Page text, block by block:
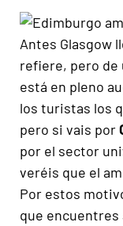
Antes Glasgow
refiere, pero de
está en pleno
los turistas los
pero si vais por
por el sector
veréis que el
Por estos
que encuentres